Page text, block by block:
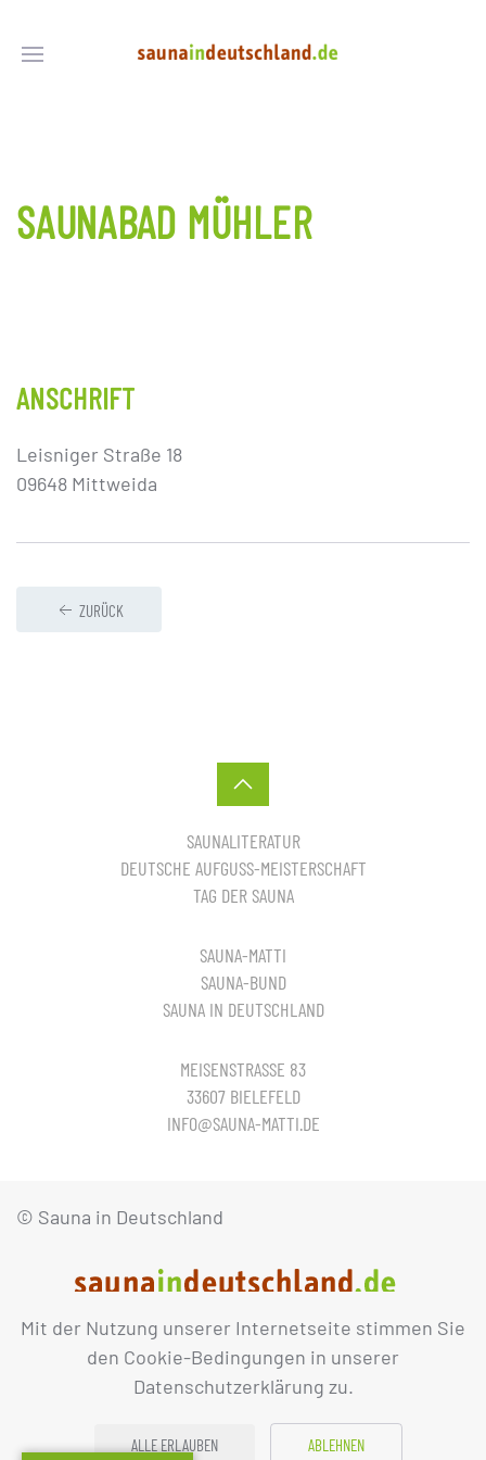
Mit der Nutzung unserer Internetseite stimmen Sie
den Cookie-Bedingungen in unserer
Datenschutzerklärung zu.
ALLE ERLAUBEN ABLEHNEN
SAUNABAD MÜHLER
ANSCHRIFT
Leisniger Straße 18
09648 Mittweida
ZURÜCK
SAUNALITERATUR
DEUTSCHE AUFGUSS-MEISTERSCHAFT
TAG DER SAUNA
SAUNA-MATTI
SAUNA-BUND
SAUNA IN DEUTSCHLAND
MEISENSTRASSE 83
33607 BIELEFELD
INFO@SAUNA-MATTI.DE
© Sauna in Deutschland
IMPRESSUM DATENSCHUTZ